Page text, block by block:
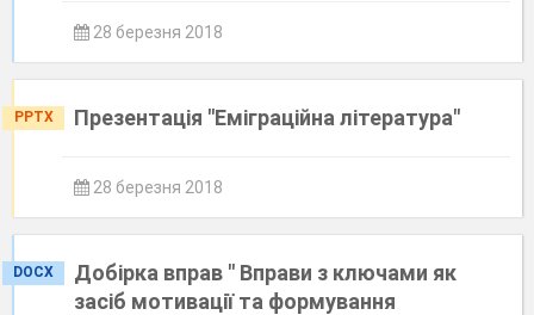
28 березня 2018
PPTX Презентація "Еміграційна література"
28 березня 2018
DOCX
Добірка вправ " Вправи з ключами як
засіб мотивації та формування